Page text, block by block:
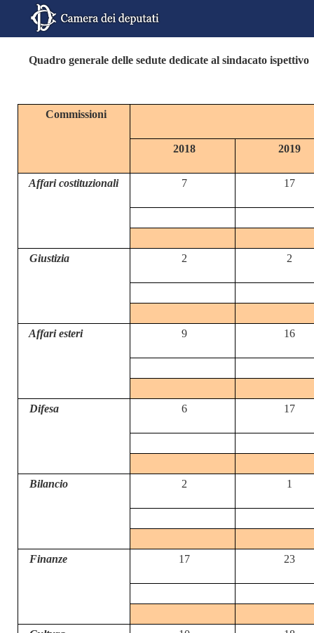
Quadro generale delle sedute dedicate al sindacato ispettivo
Commissioni
2018 2019
Affari costituzionali 7 17
Giustizia 2 2
Affari esteri 9 16
Difesa 6 17
Bilancio 2 1
Finanze 17 23